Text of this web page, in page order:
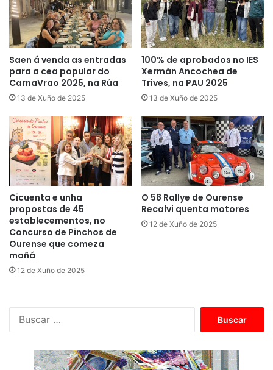
Saen á venda as entradas
para a cea popular do
CarnaVrao 2025, na Rúa
13 de Xuño de 2025
100% de aprobados no IES
Xermán Ancochea de
Trives, na PAU 2025
13 de Xuño de 2025
Cicuenta e unha
propostas de 45
establecementos, no
Concurso de Pinchos de
Ourense que comeza
mañá
12 de Xuño de 2025
O 58 Rallye de Ourense
Recalvi quenta motores
12 de Xuño de 2025
c
a